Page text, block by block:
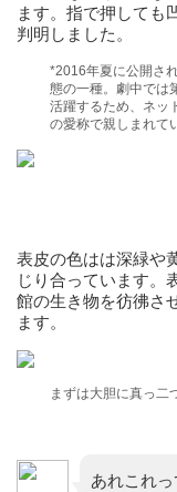
ます。指で押しても
判明しました。
*2016年夏に公開さ
態の一種。劇中では
活躍するため、ネッ
の愛称で親しまれて
表皮の色はは深緑や
じり合っています。
館の生き物を彷彿さ
ます。
まずは大胆に真っ二
あれこれ